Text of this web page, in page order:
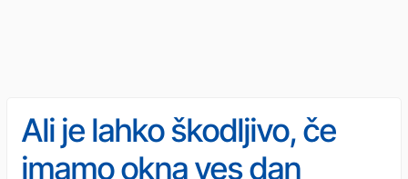
Ali je lahko škodljivo, če
imamo okna ves dan